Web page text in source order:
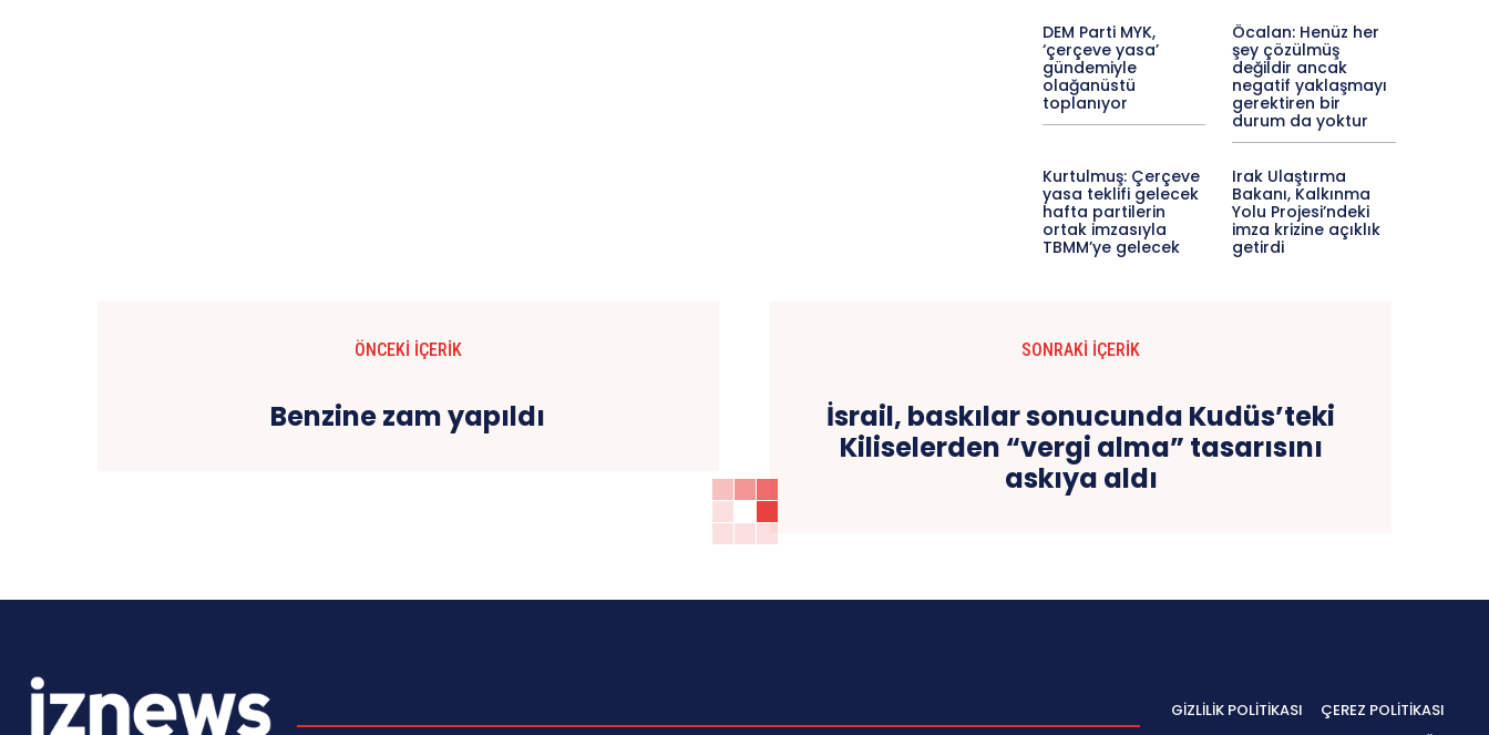
DEM Parti MYK,
‘çerçeve yasa’
gündemiyle
olağanüstü
toplanıyor
Öcalan: Henüz her
şey çözülmüş
değildir ancak
negatif yaklaşmayı
gerektiren bir
durum da yoktur
Kurtulmuş: Çerçeve
yasa teklifi gelecek
hafta partilerin
ortak imzasıyla
TBMM’ye gelecek
Irak Ulaştırma
Bakanı, Kalkınma
Yolu Projesi’ndeki
imza krizine açıklık
getirdi
ÖNCEKI İÇERIK
Benzine zam yapıldı
SONRAKI İÇERIK
İsrail, baskılar sonucunda Kudüs’teki
Kiliselerden “vergi alma” tasarısını
askıya aldı
GIZLILIK POLITIKASI
ÇEREZ POLITIKASI